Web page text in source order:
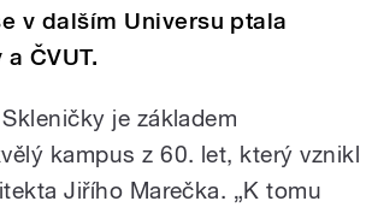
v dalším Universu ptala
ČVUT.
je základem
kampus z 60. let, který vznikl
Jiřího Marečka. „K tomu